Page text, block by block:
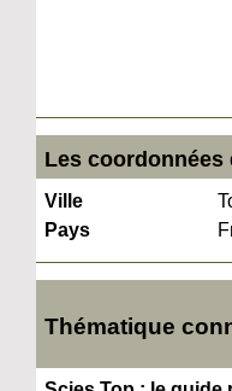
Les coordonnées
Ville
Pays
Thématique